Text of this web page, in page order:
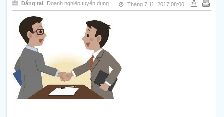
Đăng tại Doanh nghiệp tuyển dụng Tháng 7 11, 2017 08:00